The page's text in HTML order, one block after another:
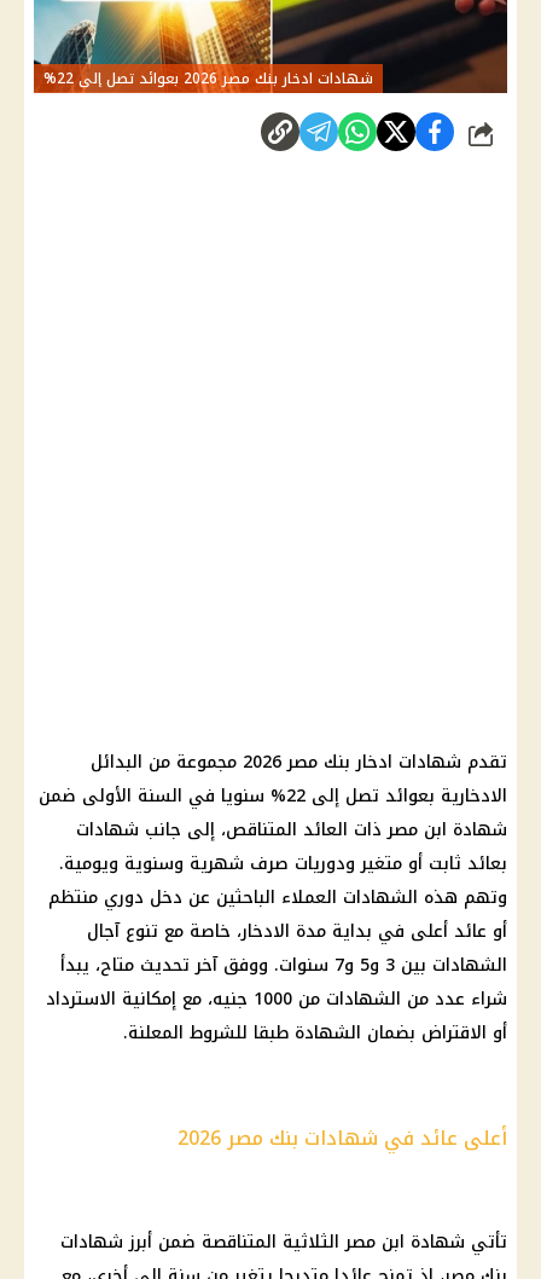
شهادات ادخار بنك مصر 2026 بعوائد تصل إلى 22%
شارك
تقدم شهادات ادخار بنك مصر
2026 مجموعة من البدائل
الادخارية بعوائد تصل إلى 22% سنويا في السنة الأولى ضمن
شهادة ابن مصر ذات العائد المتناقص، إلى جانب شهادات
بعائد ثابت أو متغير ودوريات صرف شهرية وسنوية ويومية.
وتهم هذه الشهادات العملاء الباحثين عن دخل دوري منتظم
أو عائد أعلى في بداية مدة الادخار، خاصة مع تنوع آجال
الشهادات بين 3 و5 و7 سنوات. ووفق آخر تحديث متاح، يبدأ
شراء عدد من الشهادات من 1000 جنيه، مع إمكانية الاسترداد
أو الاقتراض بضمان الشهادة طبقا للشروط المعلنة.
أعلى عائد في شهادات بنك مصر 2026
تأتي شهادة ابن مصر الثلاثية المتناقصة ضمن أبرز شهادات